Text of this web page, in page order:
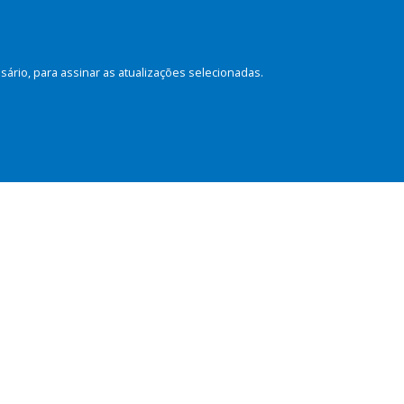
para assinar as atualizações selecionadas.